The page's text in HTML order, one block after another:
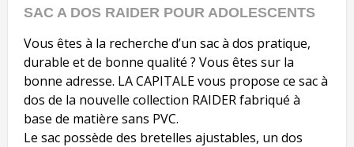
SAC A DOS RAIDER POUR ADOLESCENTS
Vous êtes à la recherche d’un sac à dos pratique,
durable et de bonne qualité ? Vous êtes sur la
bonne adresse. LA CAPITALE vous propose ce sac à
dos de la nouvelle collection RAIDER fabriqué à
base de matière sans PVC.
Le sac possède des bretelles ajustables, un dos